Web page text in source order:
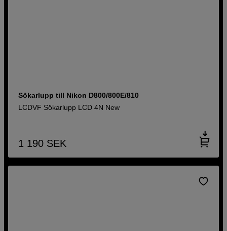
Sökarlupp till Nikon D800/800E/810
LCDVF Sökarlupp LCD 4N New
1 190 SEK